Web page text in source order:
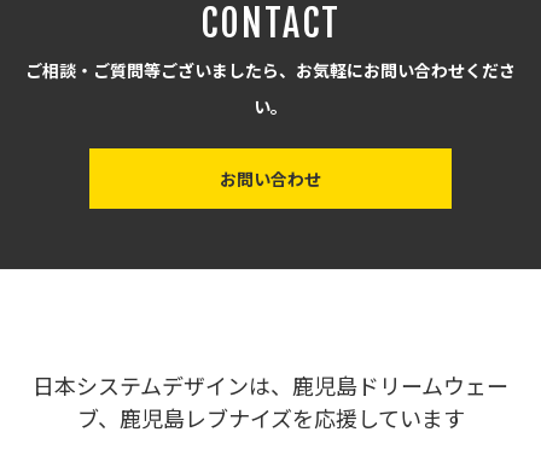
CONTACT
ご相談・ご質問等ございましたら、お気軽にお問い合わせくださ
い。
お問い合わせ
日本システムデザインは、鹿児島ドリームウェー
ブ、鹿児島レブナイズを応援しています